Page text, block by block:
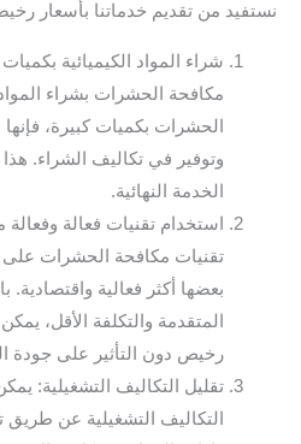
نستفيد من تقديم خدماتنا بأسعار
شراء المواد الكيميائية
مكافحة الحشرات بشراء المواد
الحشرات بكميات كبيرة،
وتوفير في تكاليف الشراء.
الخدمة النهائية.
استخدام تقنيات فعالة
تقنيات مكافحة الحشرات
بعضها أكثر فعالية واقتصادية.
المتقدمة والتكلفة الأقل،
رخيص دون التأثير على جودة
تقليل التكاليف التشغيلية:
التكاليف التشغيلية عن طريق